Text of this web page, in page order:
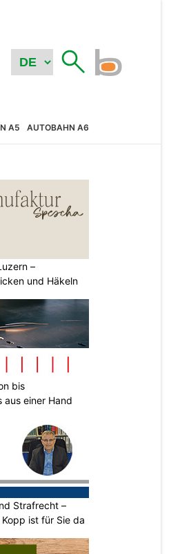
A5 AUTOBAHN A6
–
und Häkeln
bis
aus einer Hand
Strafrecht –
ist für Sie da